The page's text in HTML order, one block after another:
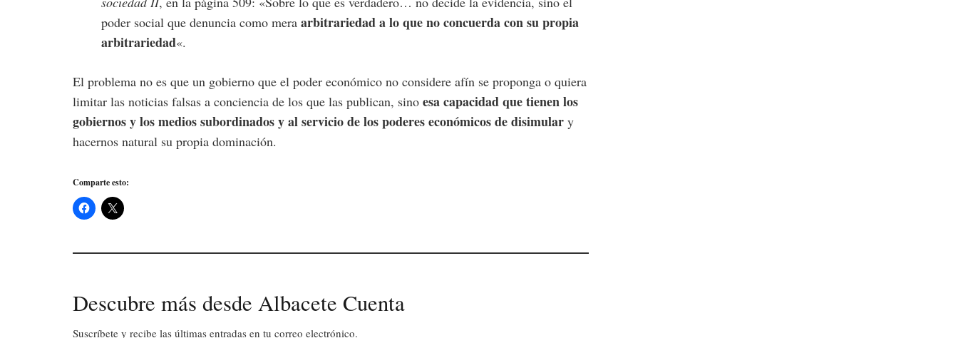
poder social que denuncia como mera arbitrariedad a lo que no concuerda con su propia
arbitrariedad«.
El problema no es que un gobierno que el poder económico no considere afín se proponga o quiera
limitar las noticias falsas a conciencia de los que las publican, sino esa capacidad que tienen los
gobiernos y los medios subordinados y al servicio de los poderes económicos de disimular y
hacernos natural su propia dominación.
Comparte esto:
Descubre más desde Albacete Cuenta
Suscríbete y recibe las últimas entradas en tu correo electrónico.